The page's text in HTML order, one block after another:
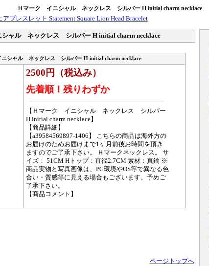
Ｈマーク イニシャル ネックレス シルバー H initial charm necklace
シャル ネックレス シルバー H initial charm necklace
ニシャル ネックレス シルバー H initial charm necklace
2500円（税込み）
先着順！残りわずか
【Ｈマーク イニシャル ネックレス シルバー
H initial charm necklace】
【商品詳細】
【a39584569897-1406】 こちらの商品は海外方の
お届けのためお届けまで1ヶ月前後お時間を頂き
ますのでご了承下さい。 Ｈマークネックレス。 サ
イズ： 51CM Hトップ：直径2.7CM 素材：真鍮 ※
商品実物と写真画像は、PC環境やOS等で異なる色
合い・質感等に見える場合もございます。予めご
了承下さい。
【商品コメント】
ページトップへ